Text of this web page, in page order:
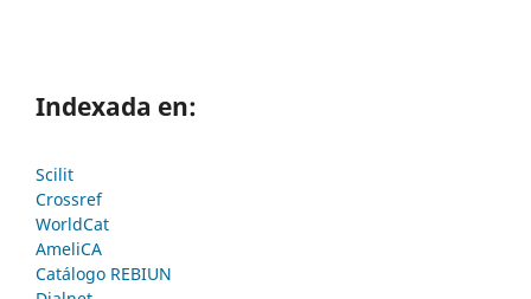
Indexada en:
Scilit
Crossref
WorldCat
AmeliCA
Catálogo REBIUN